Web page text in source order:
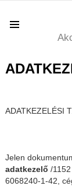
ADATKEZELÉSI
Jelen
adatkezelő /
6068240-1-42,